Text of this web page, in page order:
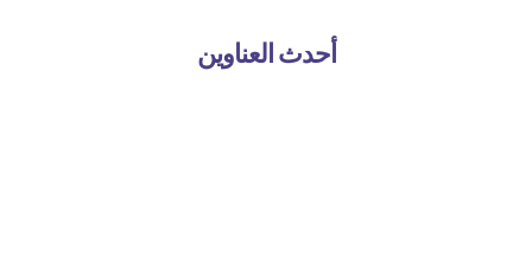
أحدث العناوين